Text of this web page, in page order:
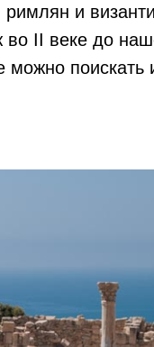
римлян и
во II веке до
можно поискать